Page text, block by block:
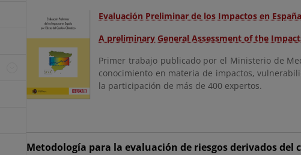
Evaluación Preliminar de los Impactos en
A preliminary General Assessment of the
Primer trabajo publicado por el Ministerio de
conocimiento en materia de impactos,
la participación de más de 400 expertos.
Metodología para la evaluación de riesgos derivados del